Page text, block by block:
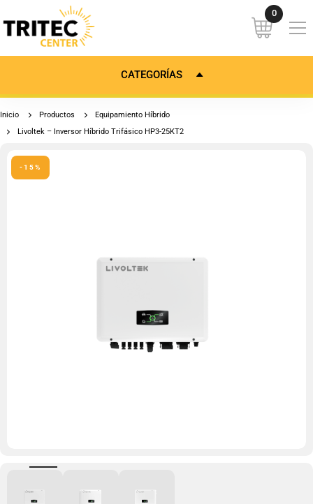
CATEGORÍAS
Inicio Productos
Equipamiento Híbrido
Livoltek – Inversor Híbrido Trifásico HP3-25KT2
-15%